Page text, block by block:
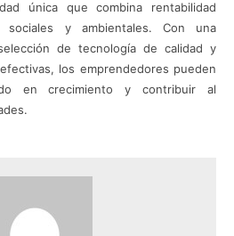
única que combina rentabilidad
sociales y ambientales. Con una
de tecnología de calidad y
los emprendedores pueden
en crecimiento y contribuir al